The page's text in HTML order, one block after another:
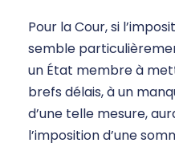
Pour la Cour, si
semble
un État membre à
brefs délais, à un
d’une telle mesure,
l’imposition d’une